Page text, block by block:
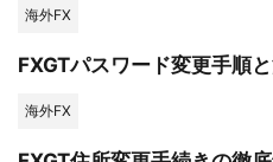
海外FX
FXGTパスワード変更手順
海外FX